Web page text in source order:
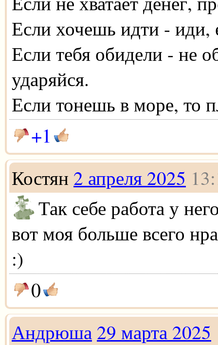
Если хочешь идти - иди,
Если тебя обидели - не
ударяйся.
Если тонешь в море, то
+1
Костян 2 апреля 2025
Так себе работа у
вот моя больше всего
:)
0
Андрюша 29 марта 2025